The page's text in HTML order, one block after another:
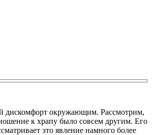
дискомфорт окружающим. Рассмотрим,
к храпу было совсем другим. Его
это явление намного более